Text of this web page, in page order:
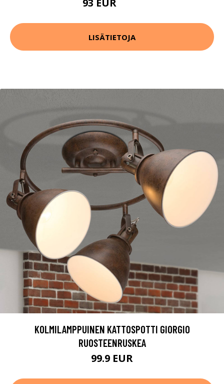
93 EUR
LISÄTIETOJA
KOLMILAMPPUINEN KATTOSPOTTI GIORGIO
RUOSTEENRUSKEA
99.9 EUR